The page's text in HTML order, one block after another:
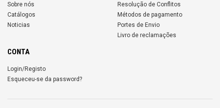
Sobre nós
Catálogos
Noticias
Resolução de Conflitos
Métodos de pagamento
Portes de Envio
Livro de reclamações
CONTA
Login/Registo
Esqueceu-se da password?